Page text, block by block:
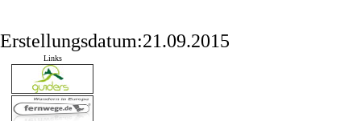
Erstellungsdatum:21.09.2015
Links